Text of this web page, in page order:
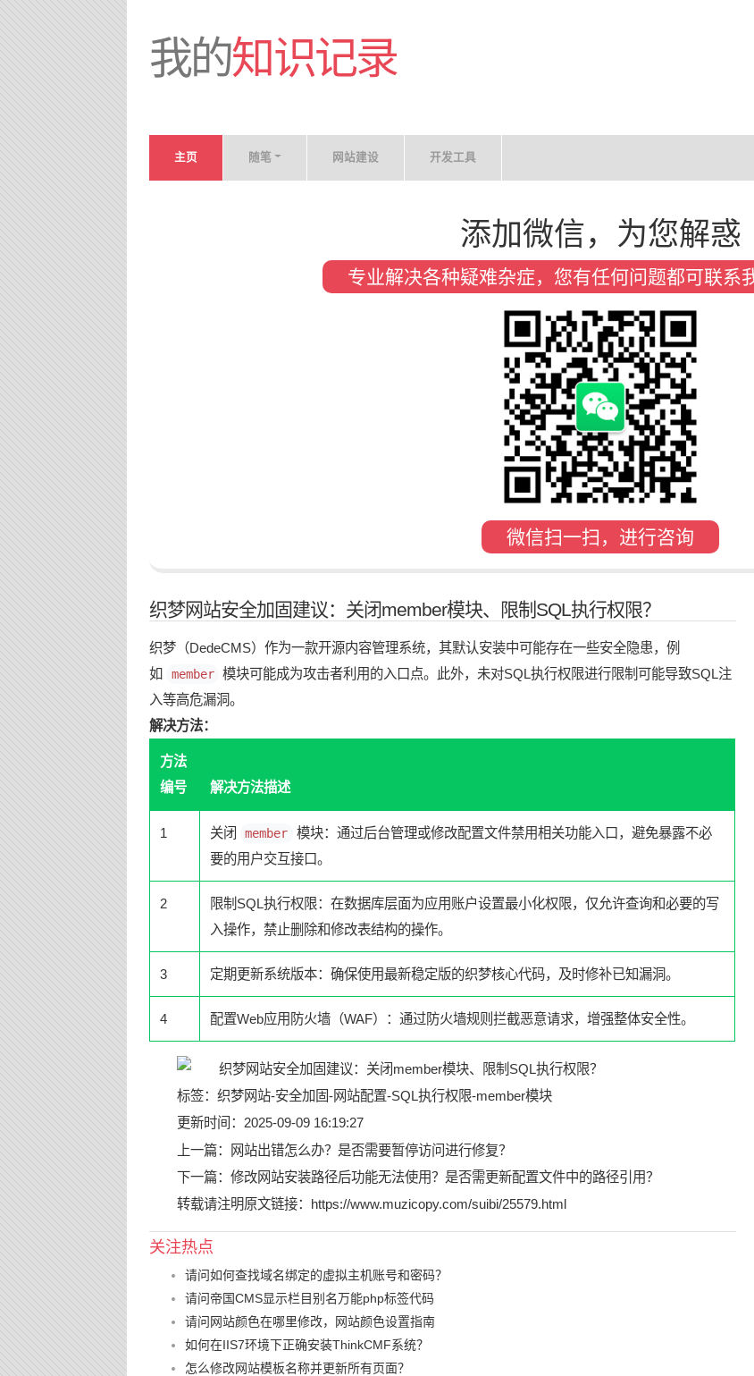
我的知识记录
主页 随笔 网站建设 开发工具
添加微信，为您解惑
专业解决各种疑难杂症，您有任何问题都可联系
微信扫一扫，进行咨询
织梦网站安全加固建议：关闭member模块、限制SQL执行权限？
织梦（DedeCMS）作为一款开源内容管理系统，其默认安装中可能存在一些安全隐患，例
如
member 模块可能成为攻击者利用的入口点。此外，未对SQL执行权限进行限制可能导致SQL注
入等高危漏洞。
解决方法：
方法
编号
解决方法描述
1 关闭 member
模块：通过后台管理或修改配置文件禁用相关功能入口，避免暴露不必
要的用户交互接口。
2
限制SQL执行权限：在数据库层面为应用账户设置最小化权限，仅允许查询和必要的写
入操作，禁止删除和修改表结构的操作。
3 定期更新系统版本：确保使用最新稳定版的织梦核心代码，及时修补已知漏洞。
4 配置Web应用防火墙（WAF）：通过防火墙规则拦截恶意请求，增强整体安全性。
标签： 织梦网站-安全加固-网站配置-SQL执行权限-member模块
更新时间：2025-09-09 16:19:27
上一篇：
网站出错怎么办？是否需要暂停访问进行修复？
下一篇： 修改网站安装路径后功能无法使用？是否需更新配置文件中的路径引用？
转载请注明原文链接：
https://www.muzicopy.com/suibi/25579.html
关注热点
请问如何查找域名绑定的虚拟主机账号和密码？
请问帝国CMS显示栏目别名万能php标签代码
请问网站颜色在哪里修改，网站颜色设置指南
如何在IIS7环境下正确安装ThinkCMF系统？
怎么修改网站模板名称并更新所有页面？